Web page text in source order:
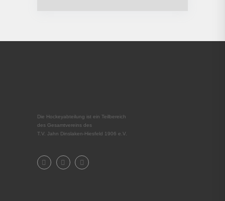
Die Hockeyabteilung ist ein Teilbereich
des Gesamtvereins des
T.V. Jahn Dinslaken-Hiesfeld 1906 e.V.